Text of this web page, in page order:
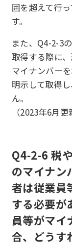
囲を超えて行
す。
また、Q4-2-3
取得する際に
マイナンバー
明示して取得
ん。
（2023年6月更
Q4-2-6 税
のマイナン
者は従業員
する必要が
員等がマイ
合、どうす